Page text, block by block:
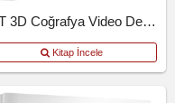
AYT 3D Coğrafya Video Destekli Defter
Kitap İncele